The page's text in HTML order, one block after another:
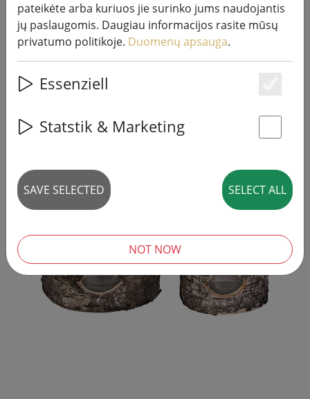
Broste Copenhagen žibintų
rinkinys Uraganinis angelas iš
beržo žievės 11cm
73% DISCOUNT
pateikėte arba kuriuos jie surinko jums naudojantis
jų paslaugomis. Daugiau informacijos rasite mūsų
privatumo politikoje. Duomenų apsauga.
Essenziell
Statstik & Marketing
SAVE SELECTED SELECT ALL
NOT NOW